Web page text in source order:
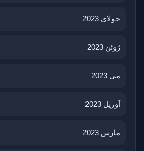
جولای 2023
ژوئن 2023
می 2023
آوریل 2023
مارس 2023